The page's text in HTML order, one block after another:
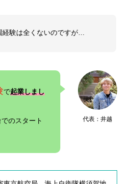
経験は全くないのですが…
代表：井越
で起業しまし
のスタート